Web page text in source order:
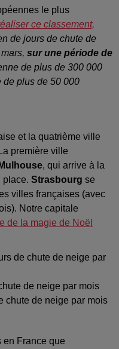
le plus
ce classement,
de jours de chute de
sur une période de
de plus de 300 000
de plus de 50 000
et la quatrième ville
première ville
Mulhouse, qui arrive à la
place. Strasbourg se
villes françaises (avec
Notre capitale
de la magie de Noël
de chute de neige par
de neige par mois
chute de neige par mois
en France que